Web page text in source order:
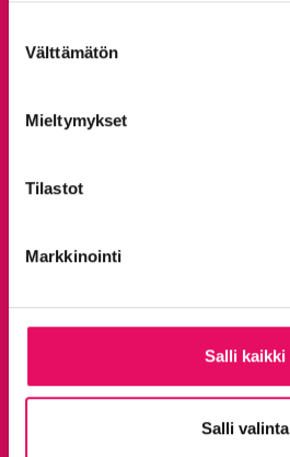
valinta
Välttämätön
Mieltymykset
Tilastot
Markkinointi
Salli kaikki
Salli valinta